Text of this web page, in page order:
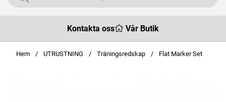
Kontakta oss Vår Butik
Hem UTRUSTNING Träningsredskap Flat Marker Set